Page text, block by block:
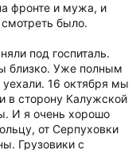
фронте и мужа, и
было.
под госпиталь.
близко. Уже полным
16 октября мы
в сторону Калужской
И я очень хорошо
от Серпуховки
Грузовики с